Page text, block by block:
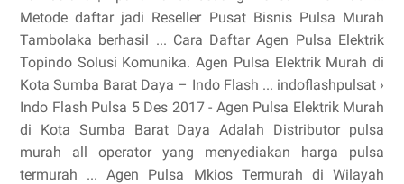
Metode daftar jadi Reseller Pusat Bisnis Pulsa Murah
Tambolaka berhasil ... Cara Daftar Agen Pulsa Elektrik
Topindo Solusi Komunika. Agen Pulsa Elektrik Murah di
Kota Sumba Barat Daya – Indo Flash ... indoflashpulsat ›
Indo Flash Pulsa 5 Des 2017 - Agen Pulsa Elektrik Murah
di Kota Sumba Barat Daya Adalah Distributor pulsa
murah all operator yang menyediakan harga pulsa
termurah ... Agen Pulsa Mkios Termurah di Wilayah